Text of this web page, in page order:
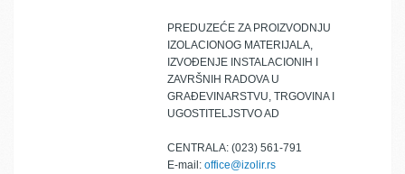
PREDUZEĆE ZA PROIZVODNJU
IZOLACIONOG MATERIJALA,
IZVOĐENJE INSTALACIONIH I
ZAVRŠNIH RADOVA U
GRAĐEVINARSTVU, TRGOVINA I
UGOSTITELJSTVO AD
CENTRALA: (023) 561-791
E-mail: office@izolir.rs